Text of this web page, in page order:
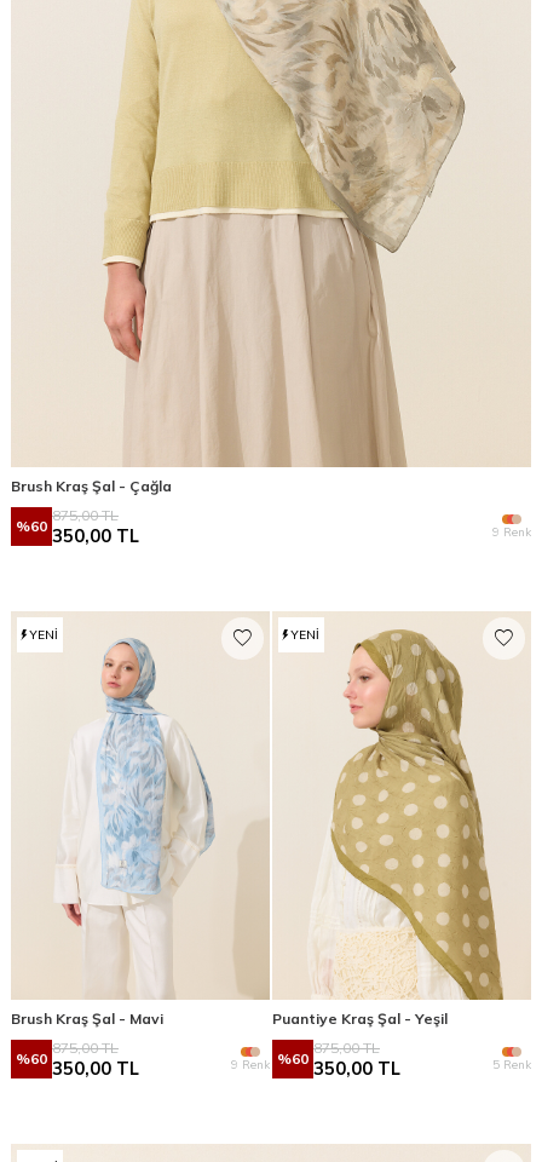
Brush Kraş Şal - Çağla
%60
875,00TL
350,00 TL 9 Renk
YENI
Brush Kraş Şal - Mavi
%60
875,00TL
350,00 TL 9 Renk
YENI
Puantiye Kraş Şal - Yeşil
%60
875,00TL
350,00 TL 5 Renk